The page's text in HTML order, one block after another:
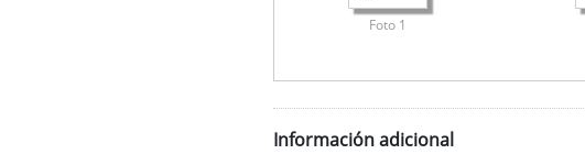
Foto 1
Información adicional